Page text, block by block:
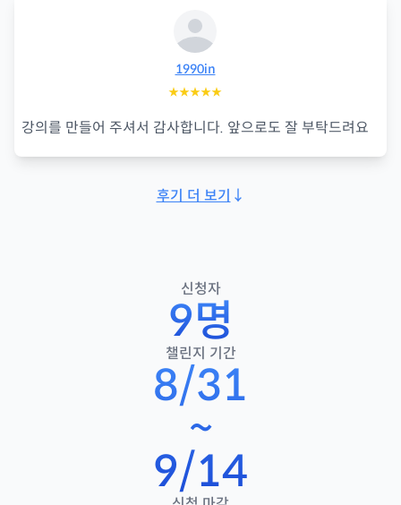
1990in
★★★★★
강의를 만들어 주셔서 감사합니다. 앞으로도 잘 부탁드려요
후기 더 보기 ↓
신청자
9명
챌린지 기간
8/31
~
9/14